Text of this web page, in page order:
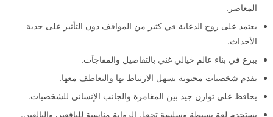
المعاصر.
يعتمد على روح الدعابة في كثير من المواقف دون التأثير على جدية
الأحداث.
يبرع في بناء عالم خيالي غني بالتفاصيل والمفاجآت.
يقدم شخصيات محبوبة يسهل الارتباط بها والتعاطف معها.
يحافظ على توازن جيد بين المغامرة والجانب الإنساني للشخصيات.
يستخدم لغة بسيطة وسلسة تجعل الرواية مناسبة لليافعين والبالغين.